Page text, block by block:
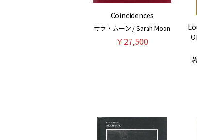
Coincidences
サラ・ムーン / Sarah Moon
￥27,500